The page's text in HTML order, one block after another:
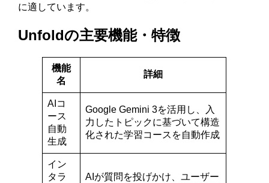
に適しています。
Unfoldの主要機能・特徴
機能
名
詳細
AIコ
ース
自動
生成
Google Gemini 3を活用し、入
力したトピックに基づいて構造
化された学習コースを自動作成
イン
タラ
AIが質問を投げかけ、ユーザー